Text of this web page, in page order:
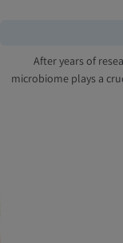
After years of
microbiome plays a